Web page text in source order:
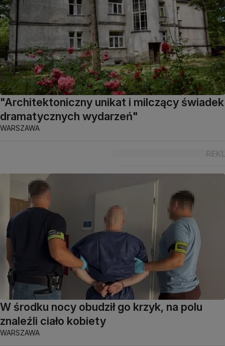
"Architektoniczny unikat i milczący świadek
dramatycznych wydarzeń"
WARSZAWA
W środku nocy obudził go krzyk, na polu
znaleźli ciało kobiety
WARSZAWA